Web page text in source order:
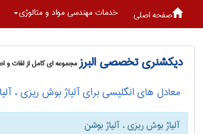
صفحه اصلی خدمات مهندسی مواد و متالوژی
دیکشنری تخصصی البرزمجموعه ای کامل از لغات
معادل های انگلیسی برای آلیاژ بوش ریزی ،
آلیاژ بوش ریزی ، آلیاژ بوشن